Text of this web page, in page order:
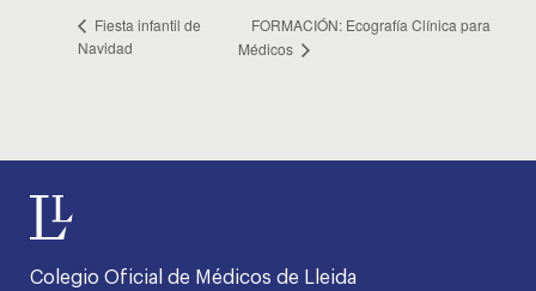
Fiesta infantil de
Navidad
FORMACIÓN: Ecografía Clínica para
Médicos
Colegio Oficial de Médicos de Lleida